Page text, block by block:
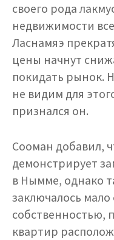
своего рода
недвижимости
Ласнамяэ
цены начнут
покидать рынок.
не видим для
признался он.
Сооман добавил,
демонстрирует
в Нымме, однако
заключалось
собственностью,
квартир